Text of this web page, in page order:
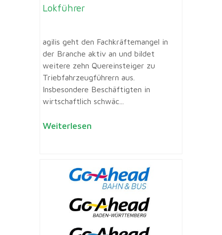
Lokführer
agilis geht den Fachkräftemangel in
der Branche aktiv an und bildet
weitere zehn Quereinsteiger zu
Triebfahrzeugführern aus.
Insbesondere Beschäftigten in
wirtschaftlich schwäc...
Weiterlesen